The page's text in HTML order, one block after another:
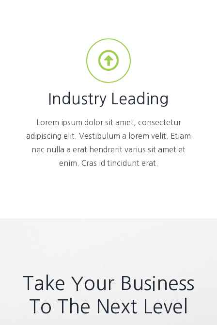
Industry Leading
Lorem ipsum dolor sit amet, consectetur
adipiscing elit. Vestibulum a lorem velit. Etiam
nec nulla a erat hendrerit varius sit amet et
enim. Cras id tincidunt erat.
Take Your Business
To The Next Level